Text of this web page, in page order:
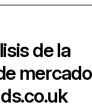
de la
mercado